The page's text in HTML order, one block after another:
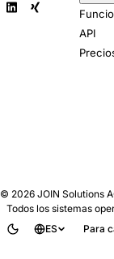
API
© 2026 JOIN Solutions
Todos los sistemas
ES
Para